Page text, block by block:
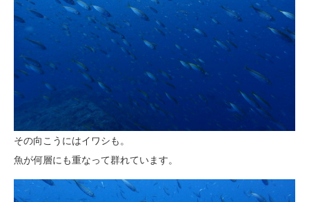
その向こうにはイワシも。
魚が何層にも重なって群れています。